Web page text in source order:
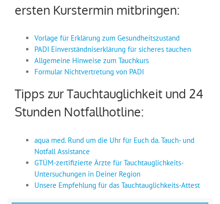
ersten Kurstermin mitbringen:
Vorlage für Erklärung zum Gesundheitszustand
PADI Einverständniserklärung für sicheres tauchen
Allgemeine Hinweise zum Tauchkurs
Formular Nichtvertretung von PADI
Tipps zur Tauchtauglichkeit und 24
Stunden Notfallhotline:
aqua med. Rund um die Uhr für Euch da. Tauch- und
Notfall Assistance
GTÜM-zertifizierte Ärzte für Tauchtauglichkeits-
Untersuchungen in Deiner Region
Unsere Empfehlung für das Tauchtauglichkeits-Attest